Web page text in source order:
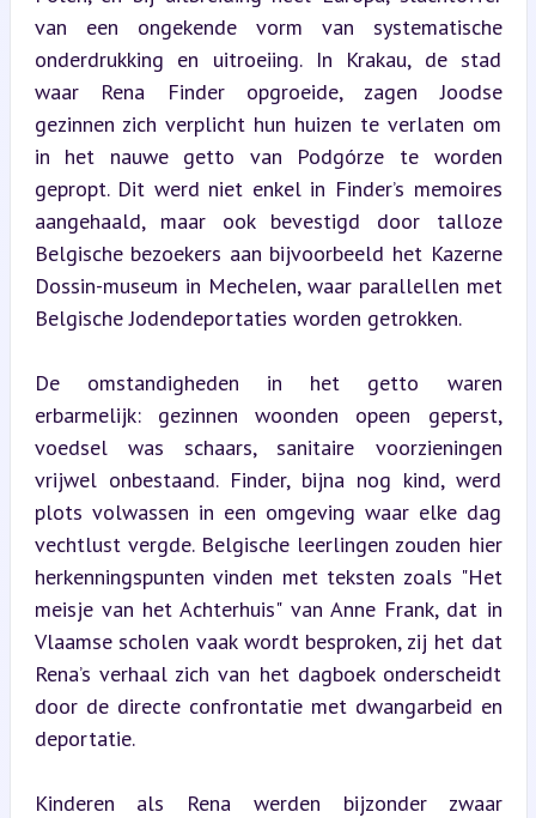
van een ongekende vorm van systematische
onderdrukking en uitroeiing. In Krakau, de stad
waar Rena Finder opgroeide, zagen Joodse
gezinnen zich verplicht hun huizen te verlaten om
in het nauwe getto van Podgórze te worden
gepropt. Dit werd niet enkel in Finder’s memoires
aangehaald, maar ook bevestigd door talloze
Belgische bezoekers aan bijvoorbeeld het Kazerne
Dossin-museum in Mechelen, waar parallellen met
Belgische Jodendeportaties worden getrokken.
De omstandigheden in het getto waren
erbarmelijk: gezinnen woonden opeen geperst,
voedsel was schaars, sanitaire voorzieningen
vrijwel onbestaand. Finder, bijna nog kind, werd
plots volwassen in een omgeving waar elke dag
vechtlust vergde. Belgische leerlingen zouden hier
herkenningspunten vinden met teksten zoals "Het
meisje van het Achterhuis" van Anne Frank, dat in
Vlaamse scholen vaak wordt besproken, zij het dat
Rena’s verhaal zich van het dagboek onderscheidt
door de directe confrontatie met dwangarbeid en
deportatie.
Kinderen als Rena werden bijzonder zwaar